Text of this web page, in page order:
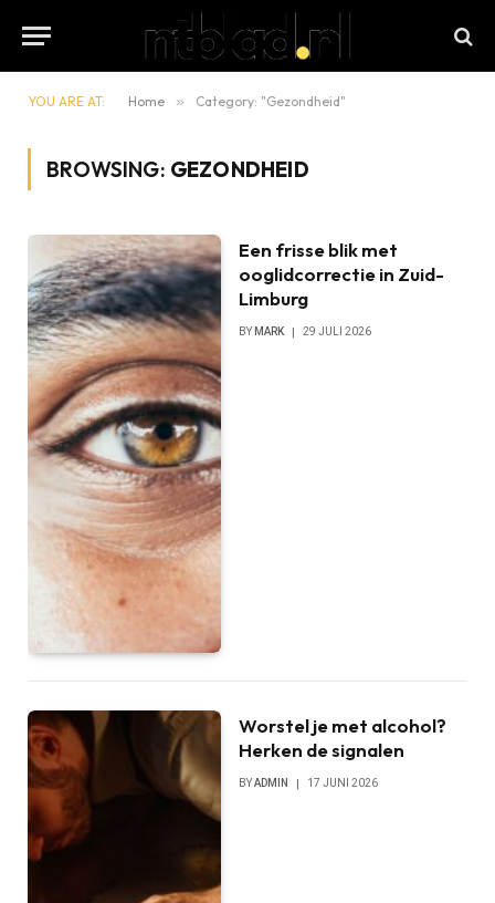
YOU ARE AT: Home » Category: "Gezondheid"
BROWSING: GEZONDHEID
Een frisse blik met
ooglidcorrectie in Zuid-
Limburg
BY MARK 29 JULI 2026
Worstel je met alcohol?
Herken de signalen
BYADMIN 17 JUNI 2026